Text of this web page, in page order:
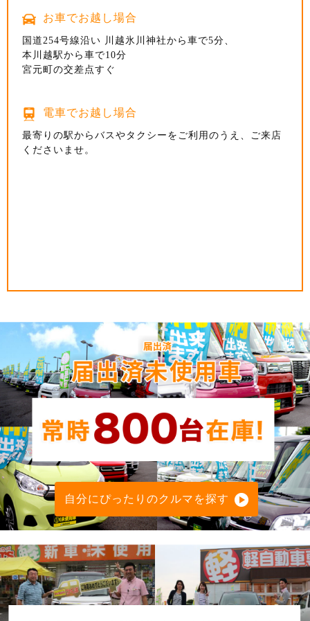
お車でお越し場合
関越自動車道・所沢ICよりさいたま市方面へ向かい、坂
を下って一つ目の信号(坂之下)交差点に当店がございま
ーを所沢方面へ向かって100ｍほどです。
お車でお越し場合
関越自動車道練馬ICから車で25分、
圏央道狭山日高ICから車で25分
西武プリンスドーム球場から18分、
横田飛行場から35分
お車でお越し場合
圏央道・つくば牛久ICより学園都市方面へ向かい、つき
あたりのＴ字路(学園西大通沿い)を右折、すぐ右手に当
電車でお越し場合
最寄りの駅からバスやタクシーをご利用のうえ、ご来店
お車でお越し場合
国道254号線沿い 川越氷川神社から車で5分、
本川越駅から車で10分
宮元町の交差点すぐ
電車でお越し場合
最寄りの駅からバスやタクシーをご利用のうえ、ご来店
くださいませ。
自分にぴったりのクルマを探す